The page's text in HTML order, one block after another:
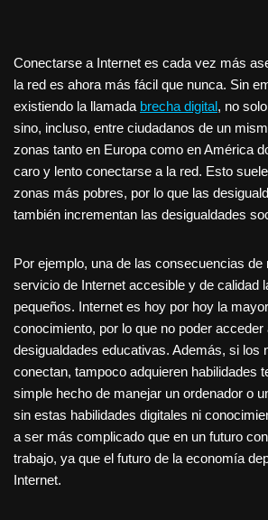
Conectarse a Internet es cada vez más
la red es ahora más fácil que nunca. Sin
existiendo la llamada brecha digital, no
sino, incluso, entre ciudadanos de un
zonas tanto en Europa como en América
caro y lento conectarse a la red. Esto
zonas más pobres, por lo que las
también incrementan las desigualdades
Por ejemplo, una de las consecuencias de
servicio de Internet accesible y de calidad
pequeños. Internet es hoy por hoy la
conocimiento, por lo que no poder acceder
desigualdades educativas. Además, si los
conectan, tampoco adquieren habilidades
simple hecho de manejar un ordenador o
sin estas habilidades digitales ni
a ser más complicado que en un futuro
trabajo, ya que el futuro de la economía
Internet.